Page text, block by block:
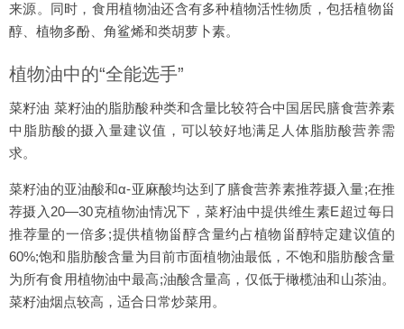
来源。同时，食用植物油还含有多种植物活性物质，包括植物甾
醇、植物多酚、角鲨烯和类胡萝卜素。
植物油中的“全能选手”
菜籽油 菜籽油的脂肪酸种类和含量比较符合中国居民膳食营养素
中脂肪酸的摄入量建议值，可以较好地满足人体脂肪酸营养需
求。
菜籽油的亚油酸和α-亚麻酸均达到了膳食营养素推荐摄入量;在推
荐摄入20—30克植物油情况下，菜籽油中提供维生素E超过每日
推荐量的一倍多;提供植物甾醇含量约占植物甾醇特定建议值的
60%;饱和脂肪酸含量为目前市面植物油最低，不饱和脂肪酸含量
为所有食用植物油中最高;油酸含量高，仅低于橄榄油和山茶油。
菜籽油烟点较高，适合日常炒菜用。